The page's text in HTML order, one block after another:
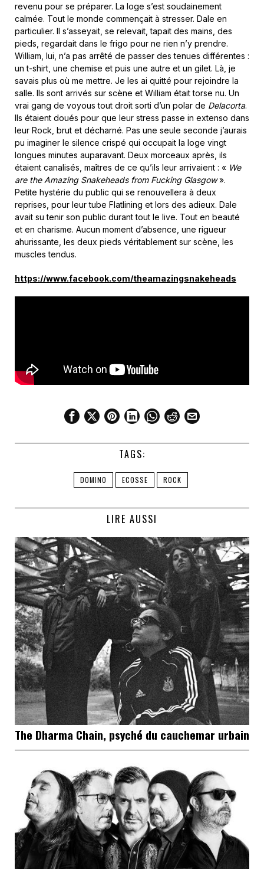
revenu pour se préparer. La loge s’est soudainement
calmée. Tout le monde commençait à stresser. Dale en
particulier. Il s’asseyait, se relevait, tapait des mains, des
pieds, regardait dans le frigo pour ne rien n’y prendre.
William, lui, n’a pas arrêté de passer des tenues différentes :
un t-shirt, une chemise et puis une autre et un gilet. Là, je
savais plus où me mettre. Je les ai quitté pour rejoindre la
salle. Ils sont arrivés sur scène et William était torse nu. Un
vrai gang de voyous tout droit sorti d’un polar de Delacorta.
Ils étaient doués pour que leur stress passe in extenso dans
leur Rock, brut et décharné. Pas une seule seconde j’aurais
pu imaginer le silence crispé qui occupait la loge vingt
longues minutes auparavant. Deux morceaux après, ils
étaient canalisés, maîtres de ce qu’ils leur arrivaient : « We
are the Amazing Snakeheads from Fucking Glasgow».
Petite hystérie du public qui se renouvellera à deux
reprises, pour leur tube Flatlining et lors des adieux. Dale
avait su tenir son public durant tout le live. Tout en beauté
et en charisme. Aucun moment d’absence, une rigueur
ahurissante, les deux pieds véritablement sur scène, les
muscles tendus.
https://www.facebook.com/theamazingsnakeheads
TAGS:
DOMINO ECOSSE ROCK
LIRE AUSSI
The Dharma Chain, psyché du cauchemar urbain